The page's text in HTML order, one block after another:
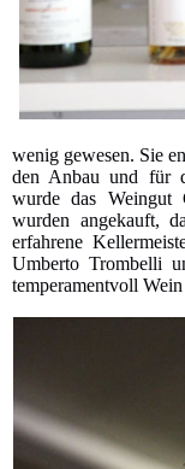
wenig gewesen. Sie
den Anbau und für
wurde das Weingut
wurden angekauft,
erfahrene
Umberto Trombelli
temperamentvoll